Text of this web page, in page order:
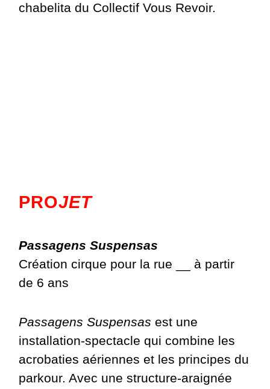
chabelita du Collectif Vous Revoir.
PROJET
Passagens Suspensas
Création cirque pour la rue __ à partir
de 6 ans
Passagens Suspensas est une
installation-spectacle qui combine les
acrobaties aériennes et les principes du
parkour. Avec une structure-araignée